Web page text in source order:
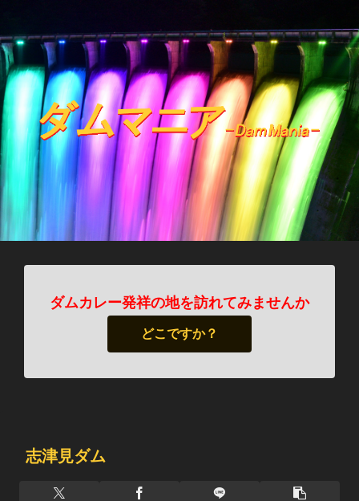
ダムカレー発祥の地を訪れてみませんか
どこですか？
志津見ダム